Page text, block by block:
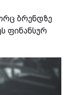
ბრენდზე
ფინანსურ